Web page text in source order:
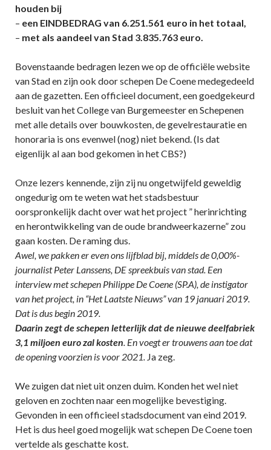
houden bij
– een EINDBEDRAG van 6.251.561 euro in het totaal,
– met als aandeel van Stad 3.835.763 euro.
Bovenstaande bedragen lezen we op de officiële website
van Stad en zijn ook door schepen De Coene medegedeeld
aan de gazetten. Een officieel document, een goedgekeurd
besluit van het College van Burgemeester en Schepenen
met alle details over bouwkosten, de gevelrestauratie en
honoraria is ons evenwel (nog) niet bekend. (Is dat
eigenlijk al aan bod gekomen in het CBS?)
Onze lezers kennende, zijn zij nu ongetwijfeld geweldig
ongedurig om te weten wat het stadsbestuur
oorspronkelijk dacht over wat het project ” herinrichting
en herontwikkeling van de oude brandweerkazerne” zou
gaan kosten. De raming dus.
Awel, we pakken er even ons lijfblad bij, middels de 0,00%-
journalist Peter Lanssens, DE spreekbuis van stad. Een
interview met schepen Philippe De Coene (SP.A), de instigator
van het project, in “Het Laatste Nieuws” van 19 januari 2019.
Dat is dus begin 2019.
Daarin zegt de schepen letterlijk dat de nieuwe deelfabriek
3,1 miljoen euro zal kosten. En voegt er trouwens aan toe dat
de opening voorzien is voor 2021. Ja zeg.
We zuigen dat niet uit onzen duim. Konden het wel niet
geloven en zochten naar een mogelijke bevestiging.
Gevonden in een officieel stadsdocument van eind 2019.
Het is dus heel goed mogelijk wat schepen De Coene toen
vertelde als geschatte kost.